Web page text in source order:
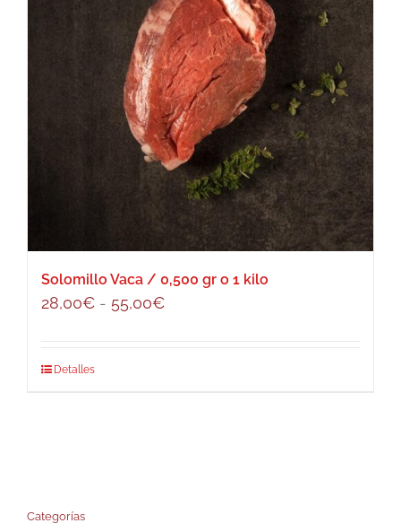
Solomillo Vaca / 0,500 gr o 1 kilo
28,00€ - 55,00€Rango
Este
opciones
Detalles
Categorías